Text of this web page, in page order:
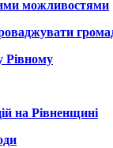
можливостями
Рівному
на Рівненщині